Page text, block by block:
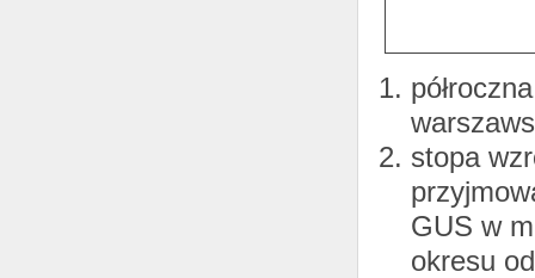
stopa
GUS w
okresu